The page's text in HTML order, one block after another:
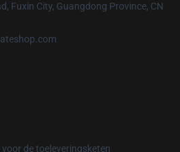
Fuxin City, Guangdong Province, CN
de toeleveringsketen